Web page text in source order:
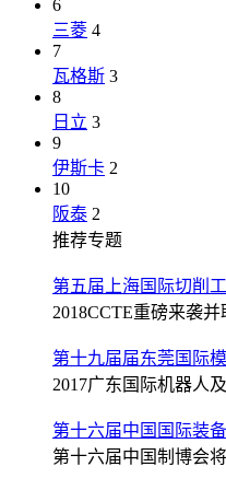
6
三菱 4
7
瓦格斯 3
8
日立 3
9
伊斯卡 2
10
阪泰 2
推荐专题
第五届上海国际切削
2018CCTE重磅来袭
第十九届届东莞国际
2017广东国际机器人
第十六届中国国际装
第十六届中国制博会